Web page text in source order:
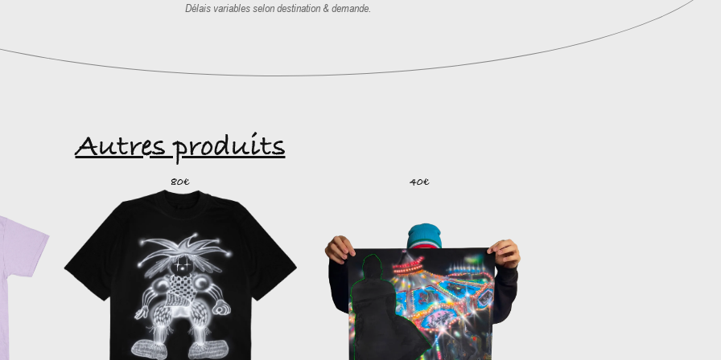
Délais variables selon destination & demande.
Autres produits
80€ 40€